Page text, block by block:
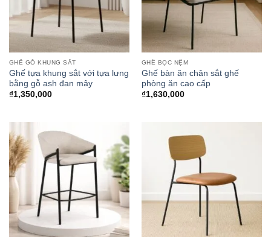
GHẾ GỖ KHUNG SẮT
Ghế tựa khung sắt với tựa lưng
bằng gỗ ash đan mây
₫1,350,000
GHẾ BỌC NỆM
Ghế bàn ăn chân sắt ghế
phòng ăn cao cấp
₫1,630,000